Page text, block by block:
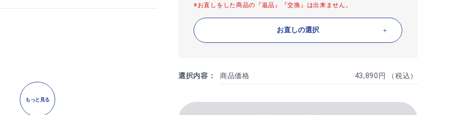
もっと見る
※お直しをした商品の『返品』『交換』は出来ません。
お直しの選択
選択内容： 商品価格 43,890円 （税込）